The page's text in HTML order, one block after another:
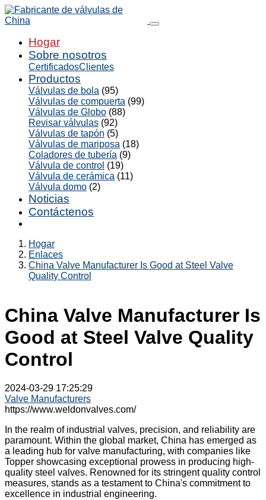
Hogar
Sobre nosotros
CertificadosClientes
Productos
Válvulas de bola (95)
Válvulas de compuerta (99)
Válvulas de Globo (88)
Revisar válvulas (92)
Válvulas de tapón (5)
Válvulas de mariposa (18)
Coladores de tubería (9)
Válvula de control (19)
Válvula de cerámica (11)
Válvula domo (2)
Noticias
Contáctenos
Hogar
Enlaces
China Valve Manufacturer Is Good at Steel Valve
Quality Control
China Valve Manufacturer Is
Good at Steel Valve Quality
Control
2024-03-29 17:25:29
Valve Manufacturers
https://www.weldonvalves.com/
In the realm of industrial valves, precision, and reliability are
paramount. Within the global market, China has emerged as
a leading hub for valve manufacturing, with companies like
Topper showcasing exceptional prowess in producing high-
quality steel valves. Renowned for its stringent quality control
measures, stands as a testament to China's commitment to
excellence in industrial engineering.